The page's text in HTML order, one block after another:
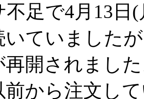
不足で4月13日
いていました
再開されまし
前から注文し